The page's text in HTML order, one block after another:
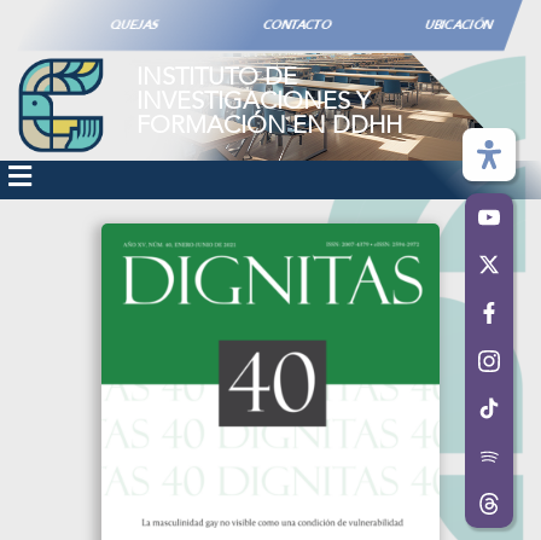
QUEJAS CONTACTO UBICACIÓN
INSTITUTO DE
INVESTIGACIONES Y
FORMACIÓN EN DDHH